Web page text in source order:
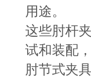
用途。
这些肘杆
试和装配
肘节式夹